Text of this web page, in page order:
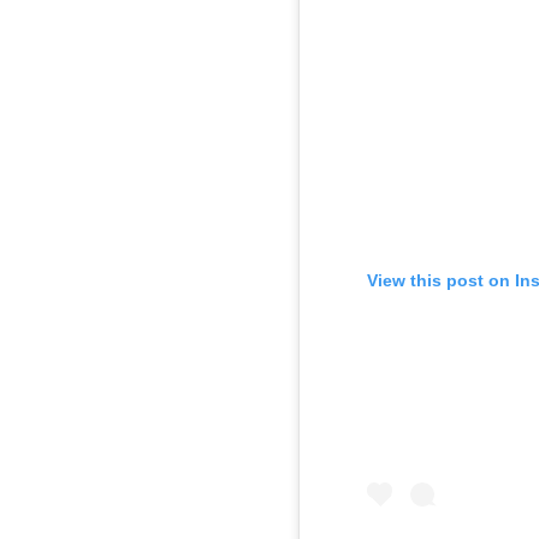
View this post on